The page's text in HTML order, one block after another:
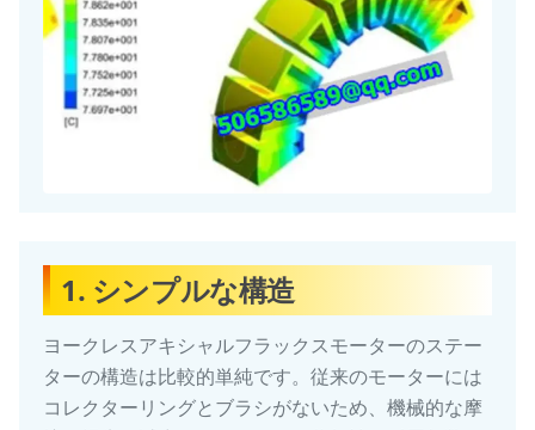
1. シンプルな構造
ヨークレスアキシャルフラックスモーターのステー
ターの構造は比較的単純です。従来のモーターには
コレクターリングとブラシがないため、機械的な摩